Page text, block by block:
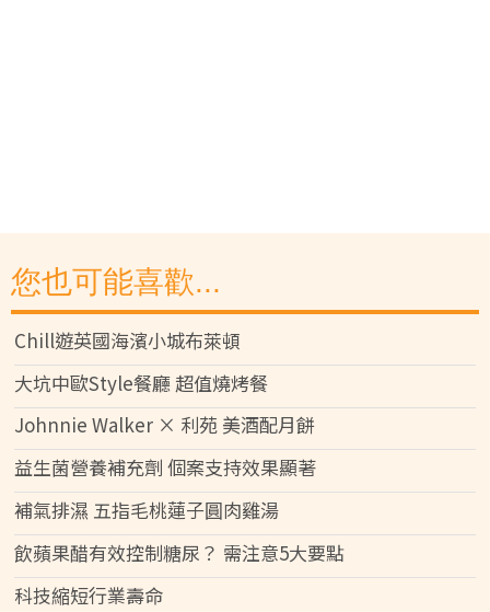
您也可能喜歡...
Chill遊英國海濱小城布萊頓
大坑中歐Style餐廳 超值燒烤餐
Johnnie Walker × 利苑 美酒配月餅
益生菌營養補充劑 個案支持效果顯著
補氣排濕 五指毛桃蓮子圓肉雞湯
飲蘋果醋有效控制糖尿？ 需注意5大要點
科技縮短行業壽命